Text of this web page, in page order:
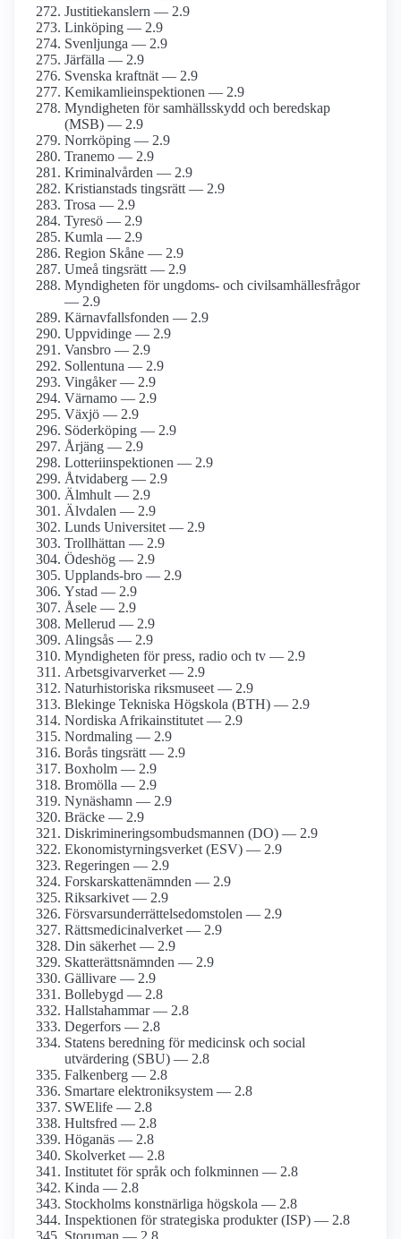
Justitiekanslern — 2.9
Linköping — 2.9
Svenljunga — 2.9
Järfälla — 2.9
Svenska kraftnät — 2.9
Kemikamlieinspektionen — 2.9
Myndigheten för samhällsskydd och beredskap
(MSB) — 2.9
Norrköping — 2.9
Tranemo — 2.9
Kriminalvården — 2.9
Kristianstads tingsrätt — 2.9
Trosa — 2.9
Tyresö — 2.9
Kumla — 2.9
Region Skåne — 2.9
Umeå tingsrätt — 2.9
Myndigheten för ungdoms- och civilsamhällesfrågor
— 2.9
Kärnavfallsfonden — 2.9
Uppvidinge — 2.9
Vansbro — 2.9
Sollentuna — 2.9
Vingåker — 2.9
Värnamo — 2.9
Växjö — 2.9
Söderköping — 2.9
Årjäng — 2.9
Lotteriinspektionen — 2.9
Åtvidaberg — 2.9
Älmhult — 2.9
Älvdalen — 2.9
Lunds Universitet — 2.9
Trollhättan — 2.9
Ödeshög — 2.9
Upplands-bro — 2.9
Ystad — 2.9
Åsele — 2.9
Mellerud — 2.9
Alingsås — 2.9
Myndigheten för press, radio och tv — 2.9
Arbetsgivarverket — 2.9
Naturhistoriska riksmuseet — 2.9
Blekinge Tekniska Högskola (BTH) — 2.9
Nordiska Afrikainstitutet — 2.9
Nordmaling — 2.9
Borås tingsrätt — 2.9
Boxholm — 2.9
Bromölla — 2.9
Nynäshamn — 2.9
Bräcke — 2.9
Diskrimineringsombudsmannen (DO) — 2.9
Ekonomistyrningsverket (ESV) — 2.9
Regeringen — 2.9
Forskarskattenämnden — 2.9
Riksarkivet — 2.9
Försvarsunderrättelsedomstolen — 2.9
Rättsmedicinalverket — 2.9
Din säkerhet — 2.9
Skatterättsnämnden — 2.9
Gällivare — 2.9
Bollebygd — 2.8
Hallstahammar — 2.8
Degerfors — 2.8
Statens beredning för medicinsk och social
utvärdering (SBU) — 2.8
Falkenberg — 2.8
Smartare elektroniksystem — 2.8
SWElife — 2.8
Hultsfred — 2.8
Höganäs — 2.8
Skolverket — 2.8
Institutet för språk och folkminnen — 2.8
Kinda — 2.8
Stockholms konstnärliga högskola — 2.8
Inspektionen för strategiska produkter (ISP) — 2.8
Storuman — 2.8